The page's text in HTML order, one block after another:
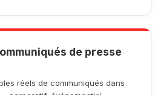
de presse
réels de communiqués dans